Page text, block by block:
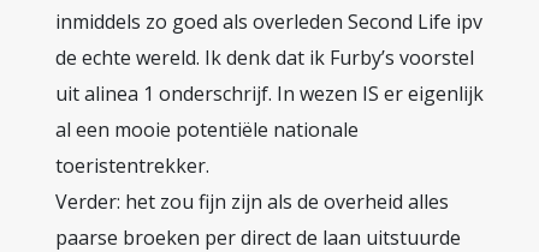
inmiddels zo goed als overleden Second Life ipv
de echte wereld. Ik denk dat ik Furby’s voorstel
uit alinea 1 onderschrijf. In wezen IS er eigenlijk
al een mooie potentiële nationale
toeristentrekker.
Verder: het zou fijn zijn als de overheid alles
paarse broeken per direct de laan uitstuurde